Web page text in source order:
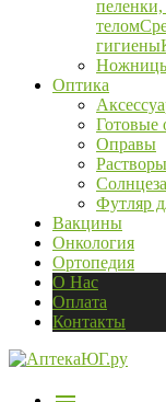
телом
гигиены
Оптика
Готовые
Оправы
Футляр
Вакцины
Онкология
Ортопедия
О Нас
Оплата
Контакты